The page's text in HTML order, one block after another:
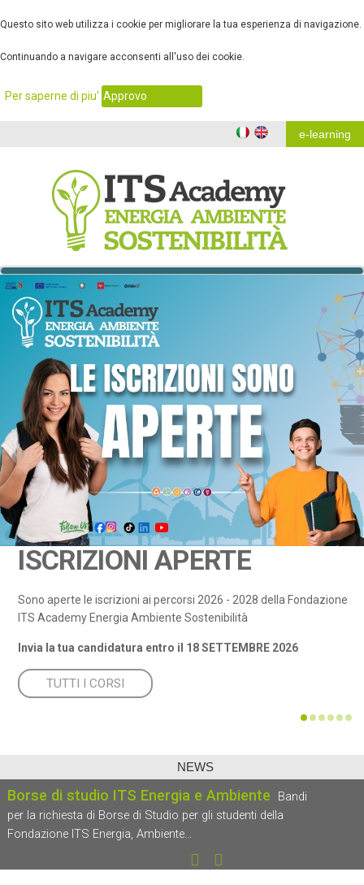
Questo sito web utilizza i cookie per migliorare la tua esperienza di navigazione.
Continuando a navigare acconsenti all'uso dei cookie.
Per saperne di piu' Approvo
e-learning
ISCRIZIONI APERTE
Sono aperte le iscrizioni ai percorsi 2026 - 2028 della Fondazione
ITS Academy Energia Ambiente Sostenibilità
Invia la tua candidatura entro il 18 SETTEMBRE 2026
TUTTI I CORSI
NEWS
Borse di studio ITS Energia e Ambiente
Bandi
per la richiesta di Borse di Studio per gli studenti della
Fondazione ITS Energia, Ambiente…